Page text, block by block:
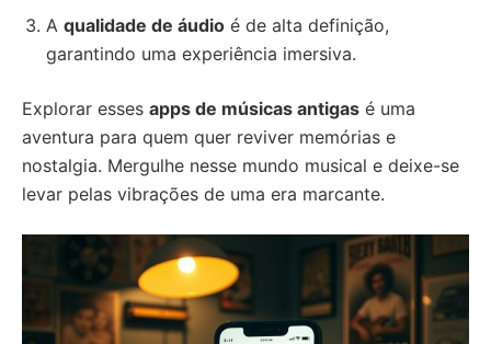
A qualidade de áudio é de alta definição,
garantindo uma experiência imersiva.
Explorar esses apps de músicas antigas é uma
aventura para quem quer reviver memórias e
nostalgia. Mergulhe nesse mundo musical e deixe-se
levar pelas vibrações de uma era marcante.